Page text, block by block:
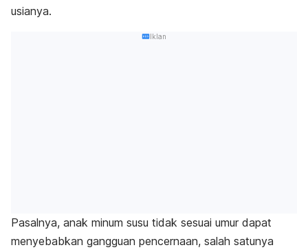
usianya.
Iklan
Pasalnya, anak minum susu tidak sesuai umur dapat
menyebabkan gangguan pencernaan, salah satunya